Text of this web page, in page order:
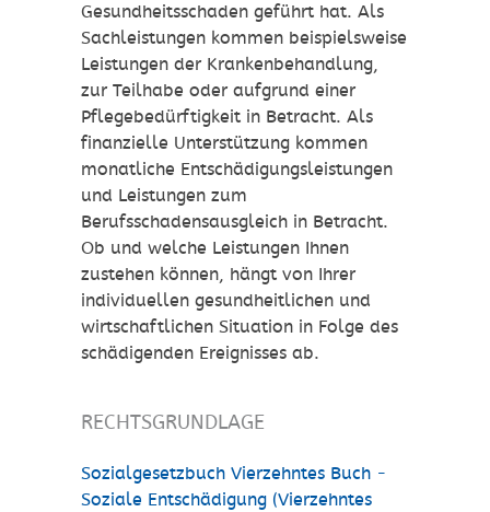
Gesundheitsschaden geführt hat. Als
Sachleistungen kommen beispielsweise
Leistungen der Krankenbehandlung,
zur Teilhabe oder aufgrund einer
Pflegebedürftigkeit in Betracht. Als
finanzielle Unterstützung kommen
monatliche Entschädigungsleistungen
und Leistungen zum
Berufsschadensausgleich in Betracht.
Ob und welche Leistungen Ihnen
zustehen können, hängt von Ihrer
individuellen gesundheitlichen und
wirtschaftlichen Situation in Folge des
schädigenden Ereignisses ab.
RECHTSGRUNDLAGE
Sozialgesetzbuch Vierzehntes Buch -
Soziale Entschädigung (Vierzehntes